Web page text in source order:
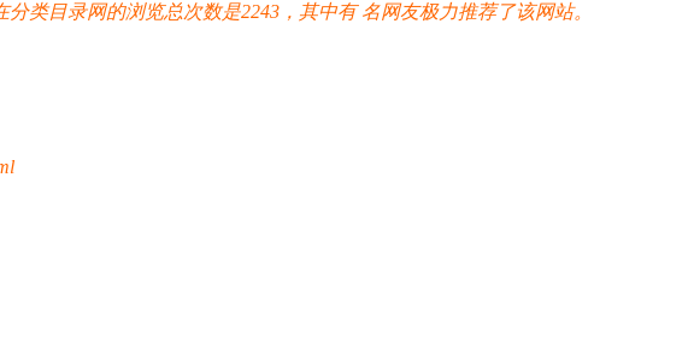
类目录网的浏览总次数是2243，其中有名网友极力推荐了该网站。